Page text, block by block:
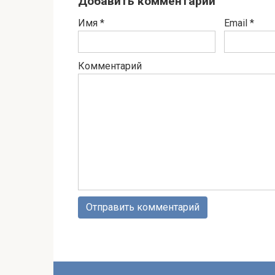
Имя * Email *
Комментарий